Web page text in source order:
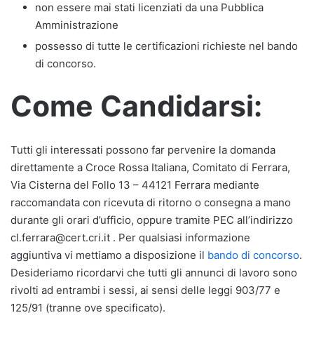
non essere mai stati licenziati da una Pubblica
Amministrazione
possesso di tutte le certificazioni richieste nel bando
di concorso.
Come Candidarsi:
Tutti gli interessati possono far pervenire la domanda
direttamente a Croce Rossa Italiana, Comitato di Ferrara,
Via Cisterna del Follo 13 – 44121 Ferrara mediante
raccomandata con ricevuta di ritorno o consegna a mano
durante gli orari d’ufficio, oppure tramite PEC all’indirizzo
cl.ferrara@cert.cri.it . Per qualsiasi informazione
aggiuntiva vi mettiamo a disposizione il bando di concorso.
Desideriamo ricordarvi che tutti gli annunci di lavoro sono
rivolti ad entrambi i sessi, ai sensi delle leggi 903/77 e
125/91 (tranne ove specificato).